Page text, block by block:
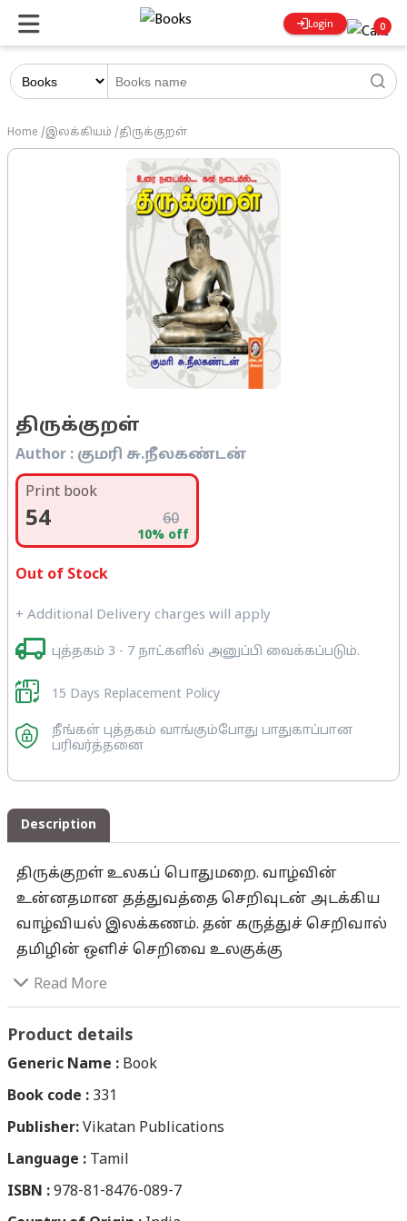
Login 0
Home /இலக்கியம் /திருக்குறள்
திருக்குறள்
Author : குமரி சு.நீலகண்டன்
Print book
54 60
10% off
Out of Stock
+ Additional Delivery charges will apply
புத்தகம் 3 - 7 நாட்களில் அனுப்பி வைக்கப்படும்.
15 Days Replacement Policy
நீங்கள் புத்தகம் வாங்கும்போது பாதுகாப்பான
பரிவர்த்தனை
Description
திருக்குறள் உலகப் பொதுமறை. வாழ்வின்
உன்னதமான தத்துவத்தை செறிவுடன் அடக்கிய
வாழ்வியல் இலக்கணம். தன் கருத்துச் செறிவால்
தமிழின் ஒளிச் செறிவை உலகுக்கு
வெளிச்சமிட்ட நன்னூல். இரண்டாயிரம்
இருந்தாலும், அதன் கருத்துகள் இன்றும் மனித
சமூகம் ஒரு மாறுபட்ட சூழலில் வாழ்ந்து
கொண்டிருந்தாலும், திருக்குறள் கூறும் அறம்,
பொருள், இன்பம் ஆகிய கருத்துகளின்
Read More
Product details
Generic Name : Book
Book code : 331
Publisher: Vikatan Publications
Language : Tamil
ISBN : 978-81-8476-089-7